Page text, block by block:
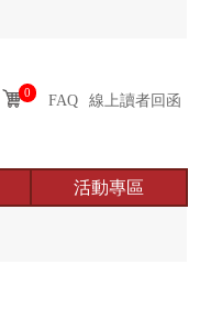
0 FAQ 線上讀者回函
活動專區